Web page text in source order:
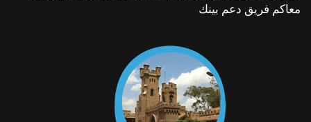
معاكم فريق دعم بينك